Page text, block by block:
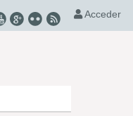
Acceder